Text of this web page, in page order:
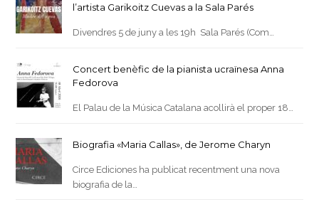
l’artista Garikoitz Cuevas a la Sala Parés
Divendres 5 de juny a les 19h Sala Parés (Com…
Concert benèfic de la pianista ucraïnesa Anna
Fedorova
El Palau de la Música Catalana acollirà el proper 18…
Biografia «Maria Callas», de Jerome Charyn
Circe Ediciones ha publicat recentment una nova
biografia de la…